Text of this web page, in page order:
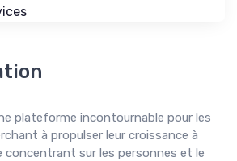
plateforme incontournable pour les
à propulser leur croissance à
concentrant sur les personnes et le